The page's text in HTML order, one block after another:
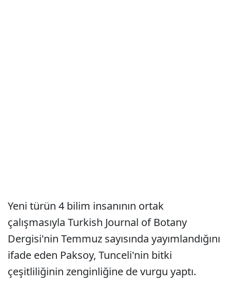
Yeni türün 4 bilim insanının ortak
çalışmasıyla Turkish Journal of Botany
Dergisi'nin Temmuz sayısında yayımlandığını
ifade eden Paksoy, Tunceli'nin bitki
çeşitliliğinin zenginliğine de vurgu yaptı.